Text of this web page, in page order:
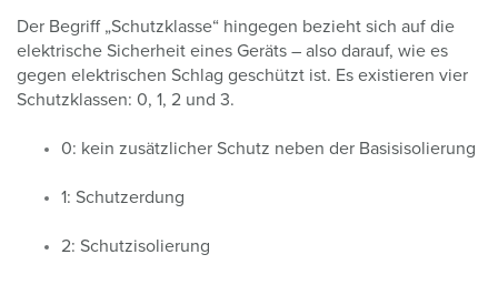
Der Begriff „Schutzklasse“ hingegen bezieht sich auf die
elektrische Sicherheit eines Geräts – also darauf, wie es
gegen elektrischen Schlag geschützt ist. Es existieren vier
Schutzklassen: 0, 1, 2 und 3.
0: kein zusätzlicher Schutz neben der Basisisolierung
1: Schutzerdung
2: Schutzisolierung